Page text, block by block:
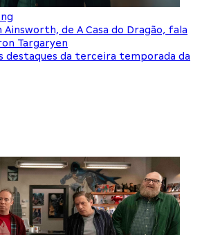
de A Casa do Dragão, fala
Targaryen
destaques da terceira temporada da